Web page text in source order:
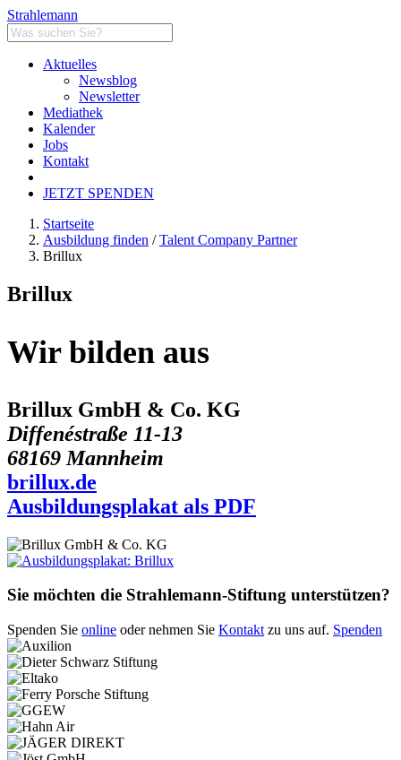
Strahlemann
Aktuelles
Newsblog
Newsletter
Mediathek
Kalender
Jobs
Kontakt
JETZT SPENDEN
Startseite
Ausbildung finden /Talent Company Partner
Brillux
Brillux
Wir bilden aus
Brillux GmbH & Co. KG
Diffenéstraße 11-13
68169 Mannheim
brillux.de
Ausbildungsplakat als PDF
Sie möchten die Strahlemann-Stiftung unterstützen?
Spenden Sie online oder nehmen Sie Kontakt zu uns auf. Spenden